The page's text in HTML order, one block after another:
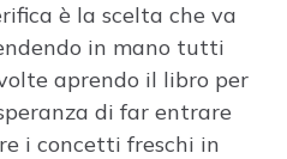
è la scelta che va
in mano tutti
aprendo il libro per
di far entrare
i concetti freschi in